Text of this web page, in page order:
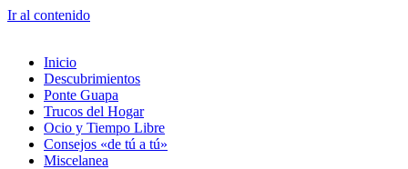
Ir al contenido
Inicio
Descubrimientos
Ponte Guapa
Trucos del Hogar
Ocio y Tiempo Libre
Consejos «de tú a tú»
Miscelanea